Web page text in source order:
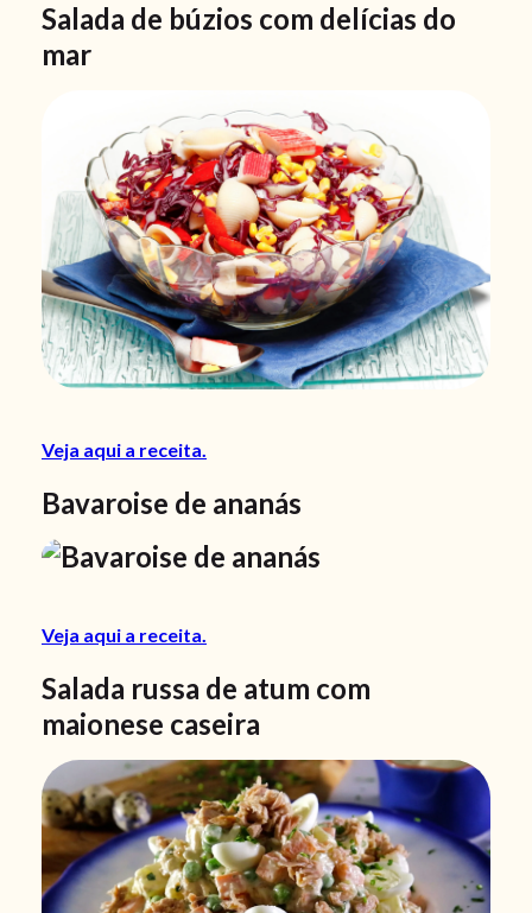
Salada de búzios com delícias do
mar
Veja aqui a receita.
Bavaroise de ananás
Veja aqui a receita.
Salada russa de atum com
maionese caseira